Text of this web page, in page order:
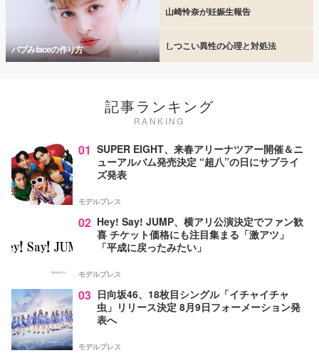
バブみfaceの作り方
山崎怜奈が妊娠生報告
しつこい異性の心理と対処法
記事ランキング
RANKING
01 SUPER EIGHT、来春アリーナツアー開催＆ニ
ューアルバム発売決定 “超八”の日にサプライ
ズ発表
モデルプレス
02 Hey! Say! JUMP、横アリ公演決定でファン歓
喜 チケット価格にも注目集まる「激アツ」
「平成に戻ったみたい」
モデルプレス
03 日向坂46、18枚目シングル「イチャイチャ
虫」リリース決定 8月9日フォーメーション発
表へ
モデルプレス